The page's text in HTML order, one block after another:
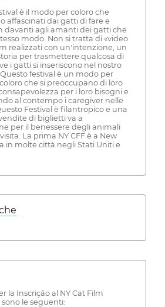
è il modo per coloro che
affascinati dai gatti di fare e
davanti agli amanti dei gatti che
modo. Non si tratta di «video
realizzati con un'intenzione, un
per trasmettere qualcosa di
i gatti si inseriscono nel nostro
festival è un modo per
che si preoccupano di loro
per i loro bisogni e
al contempo i caregiver nelle
Festival è filantropico e una
di biglietti va a
per il benessere degli animali
La prima NY CFF è a New
in molte città negli Stati Uniti e
la Inscrição al NY Cat Film
sono le seguenti: